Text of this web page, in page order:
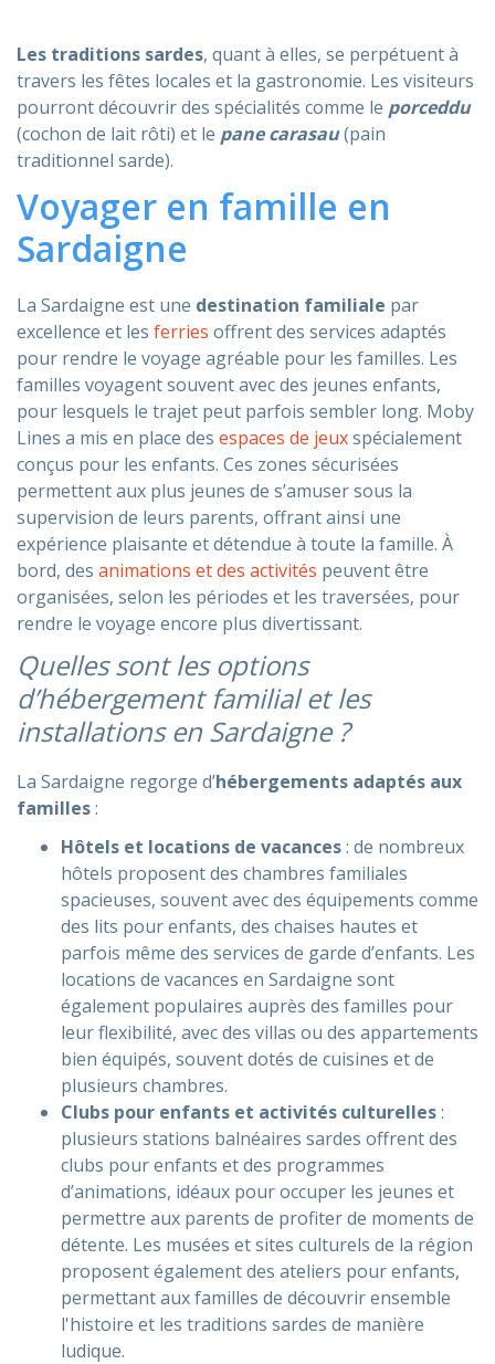
Les traditions sardes, quant à elles, se perpétuent à
travers les fêtes locales et la gastronomie. Les visiteurs
pourront découvrir des spécialités comme le porceddu
(cochon de lait rôti) et le pane carasau(pain
traditionnel sarde).
Voyager en famille en
Sardaigne
La Sardaigne est une destination familiale par
excellence et les ferries offrent des services adaptés
pour rendre le voyage agréable pour les familles. Les
familles voyagent souvent avec des jeunes enfants,
pour lesquels le trajet peut parfois sembler long. Moby
Lines a mis en place des espaces de jeuxspécialement
conçus pour les enfants. Ces zones sécurisées
permettent aux plus jeunes de s’amuser sous la
supervision de leurs parents, offrant ainsi une
expérience plaisante et détendue à toute la famille. À
bord, des animations et des activités peuvent être
organisées, selon les périodes et les traversées, pour
rendre le voyage encore plus divertissant.
Quelles sont les options
d’hébergement familial et les
installations en Sardaigne ?
La Sardaigne regorge d’hébergements adaptés aux
familles:
Hôtels et locations de vacances: de nombreux
hôtels proposent des chambres familiales
spacieuses, souvent avec des équipements comme
des lits pour enfants, des chaises hautes et
parfois même des services de garde d’enfants. Les
locations de vacances en Sardaigne sont
également populaires auprès des familles pour
leur flexibilité, avec des villas ou des appartements
bien équipés, souvent dotés de cuisines et de
plusieurs chambres.
Clubs pour enfants et activités culturelles:
plusieurs stations balnéaires sardes offrent des
clubs pour enfants et des programmes
d’animations, idéaux pour occuper les jeunes et
permettre aux parents de profiter de moments de
détente. Les musées et sites culturels de la région
proposent également des ateliers pour enfants,
permettant aux familles de découvrir ensemble
l'histoire et les traditions sardes de manière
ludique.